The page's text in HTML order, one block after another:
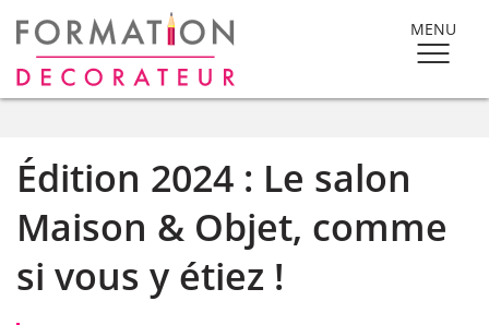
MENU
Édition 2024 : Le salon
Maison & Objet, comme
si vous y étiez !